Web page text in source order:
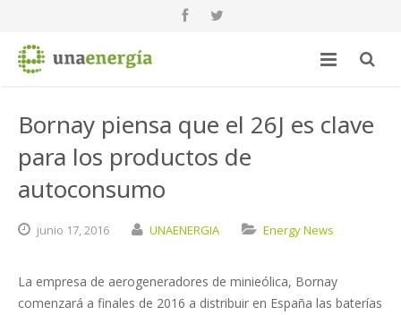
Bornay piensa que el 26J es clave
para los productos de
autoconsumo
junio 17,2016 UNAENERGIA Energy News
La empresa de aerogeneradores de minieólica, Bornay
comenzará a finales de 2016 a distribuir en España las baterías